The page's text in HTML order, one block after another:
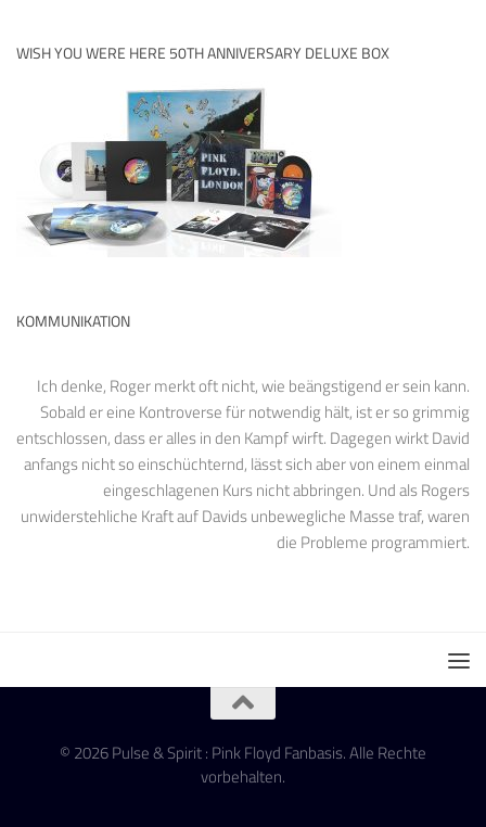
WISH YOU WERE HERE 50TH ANNIVERSARY DELUXE BOX
KOMMUNIKATION
Ich denke, Roger merkt oft nicht, wie beängstigend er sein kann.
Sobald er eine Kontroverse für notwendig hält, ist er so grimmig
entschlossen, dass er alles in den Kampf wirft. Dagegen wirkt David
anfangs nicht so einschüchternd, lässt sich aber von einem einmal
eingeschlagenen Kurs nicht abbringen. Und als Rogers
unwiderstehliche Kraft auf Davids unbewegliche Masse traf, waren
die Probleme programmiert.
© 2026 Pulse & Spirit : Pink Floyd Fanbasis. Alle Rechte
vorbehalten.